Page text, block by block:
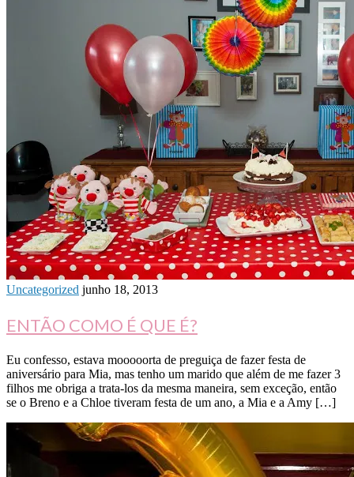
Uncategorized junho 18, 2013
ENTÃO COMO É QUE É?
Eu confesso, estava mooooorta de preguiça de fazer festa de
aniversário para Mia, mas tenho um marido que além de me fazer 3
filhos me obriga a trata-los da mesma maneira, sem exceção, então
se o Breno e a Chloe tiveram festa de um ano, a Mia e a Amy […]